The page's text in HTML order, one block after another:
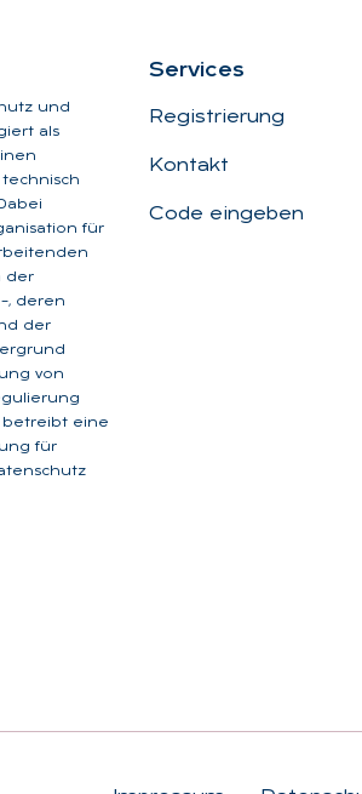
und
als
für
der
deren
der
von
betreibt eine
für
Ser­vices
Registrierung
Kontakt
Code eingeben